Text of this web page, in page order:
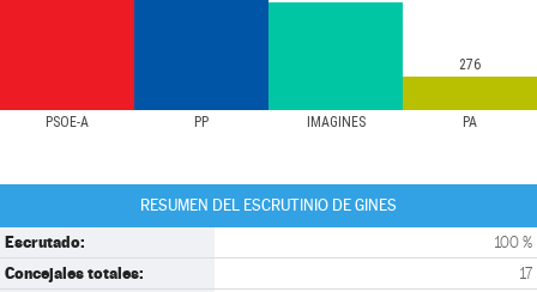
PSOE-A PP IMAGINES PA
276
RESUMEN DEL ESCRUTINIO DE GINES
Escrutado: 100 %
Concejales totales: 17